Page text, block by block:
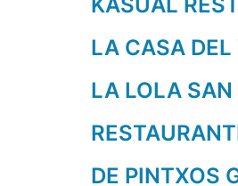
LA CASA
LA LOLA
DE PINTXOS